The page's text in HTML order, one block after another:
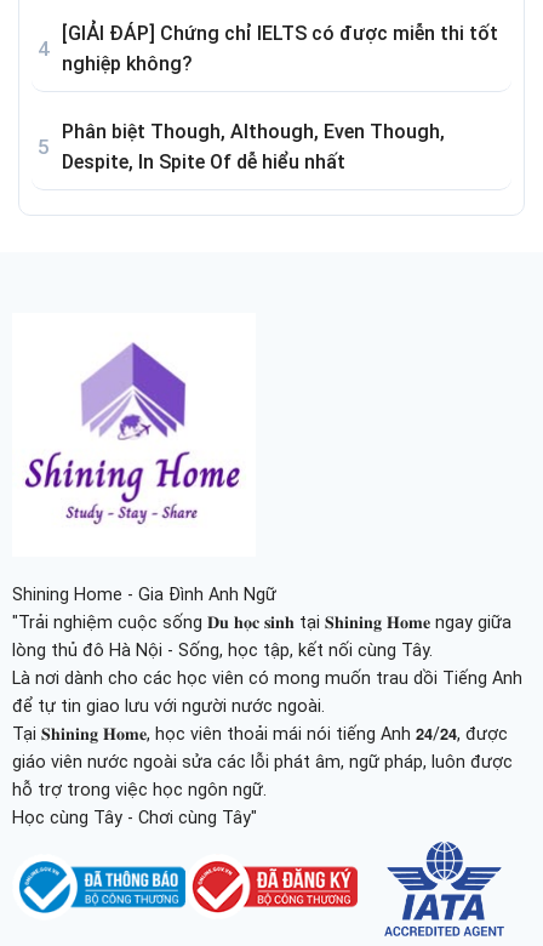
[GIẢI ĐÁP] Chứng chỉ IELTS có được miễn thi tốt
nghiệp không?
Phân biệt Though, Although, Even Though,
Despite, In Spite Of dễ hiểu nhất
Shining Home - Gia Đình Anh Ngữ
"Trải nghiệm cuộc sống 𝐃𝐮 𝐡𝐨̣𝐜 𝐬𝐢𝐧𝐡 tại 𝐒𝐡𝐢𝐧𝐢𝐧𝐠 𝐇𝐨𝐦𝐞 ngay giữa
lòng thủ đô Hà Nội - Sống, học tập, kết nối cùng Tây.
Là nơi dành cho các học viên có mong muốn trau dồi Tiếng Anh
để tự tin giao lưu với người nước ngoài.
Tại 𝐒𝐡𝐢𝐧𝐢𝐧𝐠 𝐇𝐨𝐦𝐞, học viên thoải mái nói tiếng Anh 𝟮𝟰/𝟮𝟰, được
giáo viên nước ngoài sửa các lỗi phát âm, ngữ pháp, luôn được
hỗ trợ trong việc học ngôn ngữ.
Học cùng Tây - Chơi cùng Tây"